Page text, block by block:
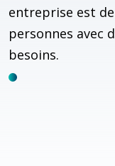
entreprise est
personnes avec
besoins.